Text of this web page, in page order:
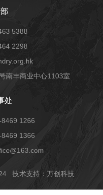
5388
2298
南丰商业中心1103室
处
1266
1366
技术支持：万创科技